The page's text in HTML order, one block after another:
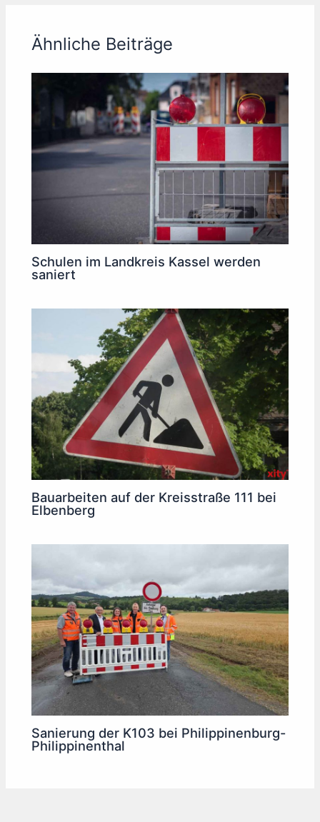
Ähnliche Beiträge
Schulen im Landkreis Kassel werden
saniert
Bauarbeiten auf der Kreisstraße 111 bei
Elbenberg
Sanierung der K103 bei Philippinenburg-
Philippinenthal